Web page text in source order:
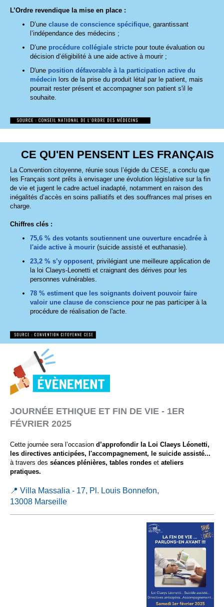
L’Ordre revendique la mise en place :
D’une clause de conscience spécifique , garantissant
l’indépendance des médecins ;
D’une procédure collégiale stricte pour toute évaluation ou
décision d’éligibilité à une aide active à mourir ;
D'une position défavorable à la participation active du
médecin lors de la prise du produit létal par le patient, mais
pourrait rester présent et accompagner son patient s'il le
souhaite.
CE QU'EN PENSENT LES FRANÇAIS
La Convention citoyenne, réunie sous l’égide du CESE, a conclu que
les Français sont prêts à envisager une évolution législative sur la fin
de vie et jugent le cadre actuel inadapté, notamment en raison des
inégalités d’accès en soins palliatifs et des souffrances mal prises en
charge.
Chiffres clés :
75,6 % des votants soutiennent une ouverture encadrée à
l'aide active à mourir (suicide assisté et euthanasie).
23,2 % s’y opposent , privilégiant une meilleure application de
la loi Claeys-Leonetti et craignant des dérives pour les
personnes vulnérables.
78 % estiment que les soignants doivent pouvoir faire
valoir une clause de conscience pour ne pas participer à la
procédure de réalisation de l'acte.
JOURNÉE ETHIQUE ET FIN DE VIE - 1ER
FÉVRIER 2025
Cette journée sera l’occasion d’approfondir la Loi Claeys Léonetti,
les directives anticipées, l'accompagnement, le suicide assisté...
à travers des séances plénières, tables rondes et ateliers
pratiques.
📍 Villa Massalia - 17, Pl. Louis Bonnefon,
13008 Marseille